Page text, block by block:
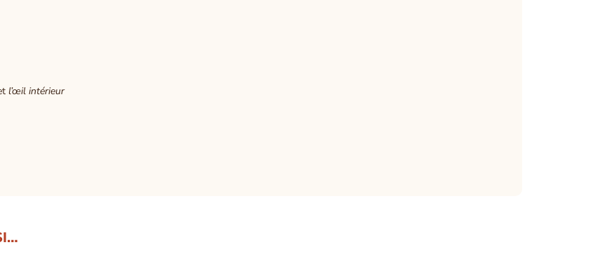
l’œil intérieur